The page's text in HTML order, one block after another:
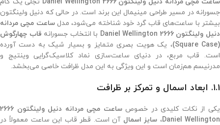
جسورانه در مسیر طراحی مینیمال این برند است. در حالی که دنیل ولینگتون
بیشتر با ساعت‌های قاب گرد خود شناخته می‌شود، مدلساعت مچی مردانه
دنیل ولینگتون 2666 Daniel Wellington
با انتخاب جسورانه قاب چهارگوش
(Square Case)
، یک هویت بصری متمایز و بسیار شیک به دست آورده
است. قاب مربع، در دنیای ساعت‌سازی نماد کلاسیک‌گرایی وینتیج و
مدرنیسم هم‌زمان است و این ویژگی به این مدل ظرافت خاصی می‌بخشد.
۱.۱. ابعاد اسمال و تمرکز بر ظرافت
یکی از نکات کلیدی در خصوص
ساعت مچی مردانه دنیل ولینگتون 2666
Daniel Wellington، سایز اسمال آن است. قطر قاب این ساعت معمولاً در